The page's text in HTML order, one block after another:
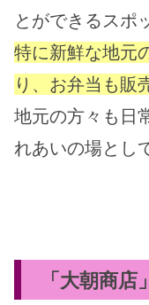
とができるスポ
特に新鮮な地元
り、お弁当も販
地元の方々も日
れあいの場とし
「大朝商店